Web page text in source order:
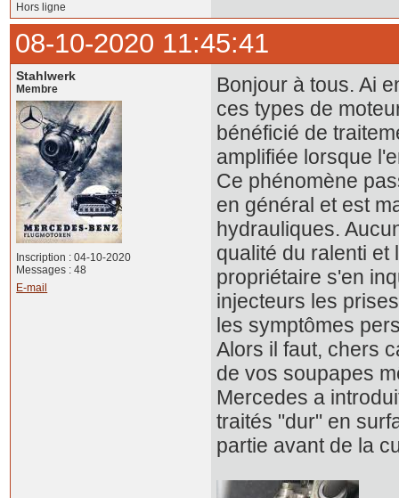
Hors ligne
08-10-2020 11:45:41
Stahlwerk
Membre
Inscription : 04-10-2020
Messages : 48
E-mail
Bonjour à tous. Ai
ces types de
bénéficié de
amplifiée lorsque
Ce phénomène
en général et est
hydrauliques.
qualité du ralenti et
propriétaire s'en
injecteurs les
les symptômes
Alors il faut, chers
de vos soupapes
Mercedes a
traités "dur" en
partie avant de la